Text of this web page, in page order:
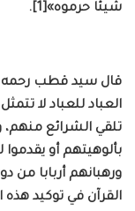
شيئا حرموه»[1].
قال سيد قطب رحمه
العباد للعباد لا
تلقي الشرائع منهم،
بألوهيتهم أو يقدموا
القرآن في توكيد هذه